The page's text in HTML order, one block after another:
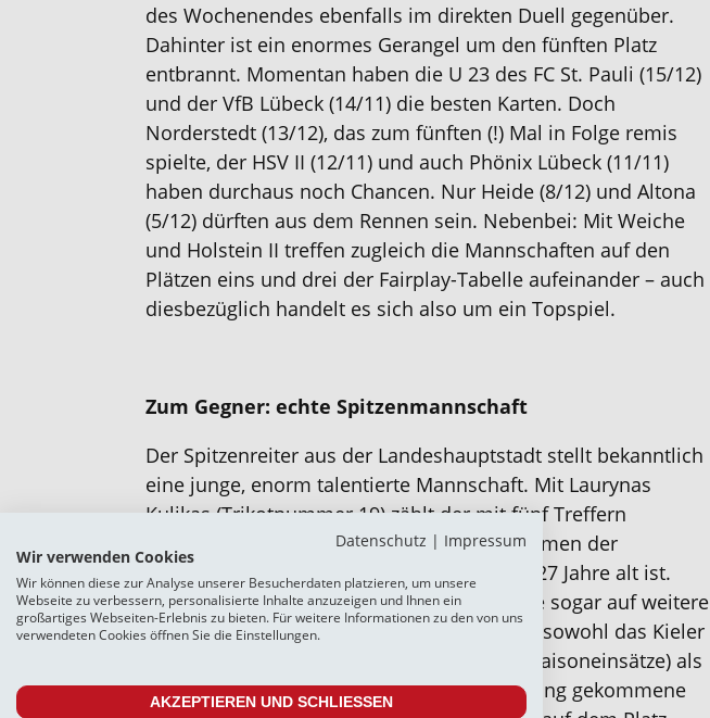
des Wochenendes ebenfalls im direkten Duell gegenüber.
Dahinter ist ein enormes Gerangel um den fünften Platz
entbrannt. Momentan haben die U 23 des FC St. Pauli (15/12)
und der VfB Lübeck (14/11) die besten Karten. Doch
Norderstedt (13/12), das zum fünften (!) Mal in Folge remis
spielte, der HSV II (12/11) und auch Phönix Lübeck (11/11)
haben durchaus noch Chancen. Nur Heide (8/12) und Altona
(5/12) dürften aus dem Rennen sein. Nebenbei: Mit Weiche
und Holstein II treffen zugleich die Mannschaften auf den
Plätzen eins und drei der Fairplay-Tabelle aufeinander – auch
diesbezüglich handelt es sich also um ein Topspiel.
Zum Gegner: echte Spitzenmannschaft
Der Spitzenreiter aus der Landeshauptstadt stellt bekanntlich
eine junge, enorm talentierte Mannschaft. Mit Laurynas
Kulikas (Trikotnummer 19) zählt der mit fünf Treffern
erfolgreichste Torjäger zwar zu den Ausnahmen der
Routiniers, da der Deutsch-Russe „bereits“ 27 Jahre alt ist.
Aber mittlerweile scheinen die Jung-Störche sogar auf weitere
ältere „Eckpfeiler“ verzichten zu können, da sowohl das Kieler
„Urgestein“ Tim Siedschlag (34 Jahre alt, 7 Saisoneinsätze) als
auch der aus Braunschweig mit viel Erfahrung gekommene
Datenschutz | Impressum
Wir verwenden Cookies
Wir können diese zur Analyse unserer Besucherdaten platzieren, um unsere
Webseite zu verbessern, personalisierte Inhalte anzuzeigen und Ihnen ein
großartiges Webseiten-Erlebnis zu bieten. Für weitere Informationen zu den von uns
verwendeten Cookies öffnen Sie die Einstellungen.
AKZEPTIEREN UND SCHLIESSEN